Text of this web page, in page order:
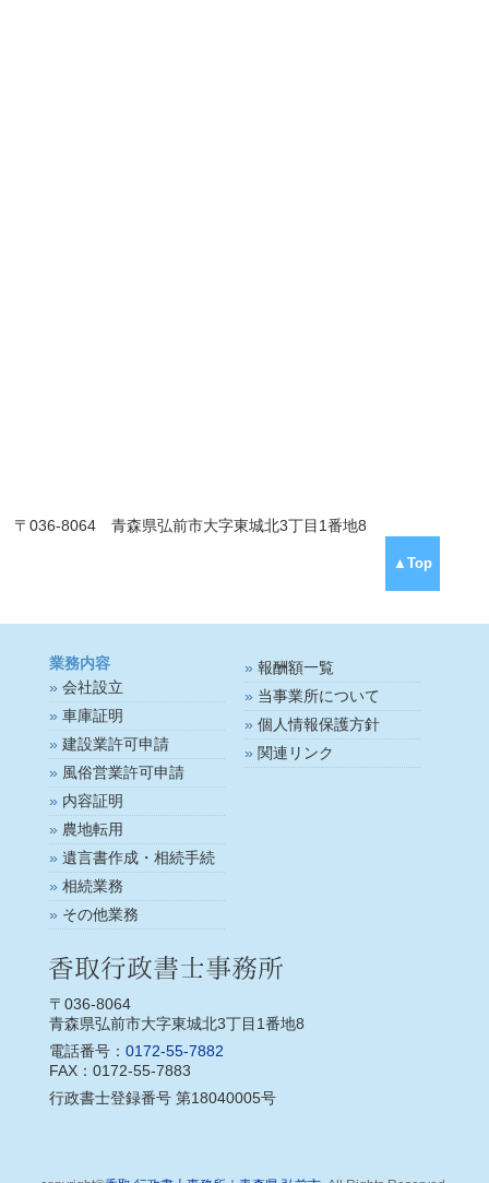
〒036-8064 青森県弘前市大字東城北3丁目1番地8
▲Top
業務内容
会社設立
車庫証明
建設業許可申請
風俗営業許可申請
内容証明
農地転用
遺言書作成・相続手続
相続業務
その他業務
報酬額一覧
当事業所について
個人情報保護方針
関連リンク
〒036-8064
青森県弘前市大字東城北3丁目1番地8
電話番号： 0172-55-7882
FAX：0172-55-7883
行政書士登録番号 第18040005号